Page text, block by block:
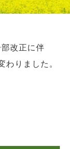
改正に伴
りました。